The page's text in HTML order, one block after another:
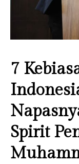
7
Spirit